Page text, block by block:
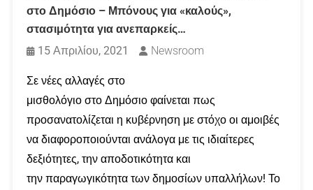
στο Δημόσιο – Μπόνους για «καλούς»,
στασιμότητα για ανεπαρκείς…
15 Απριλίου, 2021
Newsroom
Σε νέες αλλαγές στο
μισθολόγιο στο Δημόσιο φαίνεται πως
προσανατολίζεται η κυβέρνηση με στόχο οι αμοιβές
να διαφοροποιούνται ανάλογα με τις ιδιαίτερες
δεξιότητες, την αποδοτικότητα και
την παραγωγικότητα των δημοσίων υπαλλήλων! Το